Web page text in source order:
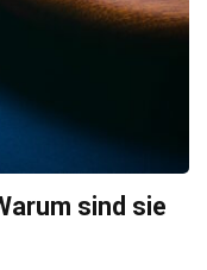
sind sie